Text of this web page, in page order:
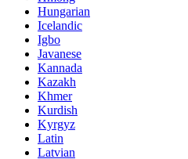
Hungarian
Icelandic
Igbo
Javanese
Kannada
Kazakh
Khmer
Kurdish
Kyrgyz
Latin
Latvian